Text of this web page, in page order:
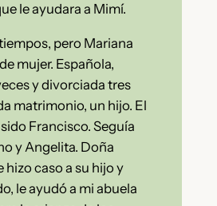
le ayudara a Mimí.
pero Mariana
mujer. Española,
y divorciada tres
matrimonio, un hijo. El
Francisco. Seguía
y Angelita. Doña
hizo caso a su hijo y
le ayudó a mi abuela